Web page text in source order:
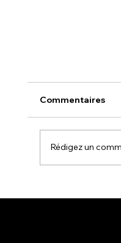
Commentaires
Rédigez un